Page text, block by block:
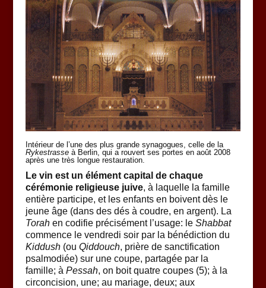
Intérieur de l’une des plus grande synagogues, celle de la
Rykestrasseà Berlin, qui a rouvert ses portes en août 2008
après une très longue restauration.
Le vin est un élément capital de chaque
cérémonie religieuse juive, à laquelle la famille
entière participe, et les enfants en boivent dès le
jeune âge (dans des dés à coudre, en argent). La
Torahen codifie précisément l’usage: le Shabbat
commence le vendredi soir par la bénédiction du
Kiddush(ou Qiddouch, prière de sanctification
psalmodiée) sur une coupe, partagée par la
famille; à Pessah, on boit quatre coupes (5); à la
circoncision, une; au mariage, deux; aux